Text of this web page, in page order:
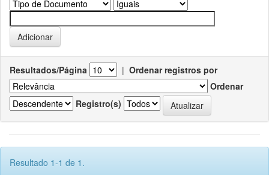
Resultados/Página | Ordenar registros por
Ordenar
Registro(s)
Resultado 1-1 de 1.